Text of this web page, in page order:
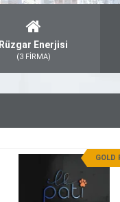
Rüzgar Enerjisi
(3 FİRMA)
GOLD